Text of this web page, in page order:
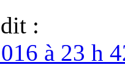
dit :
à 23 h